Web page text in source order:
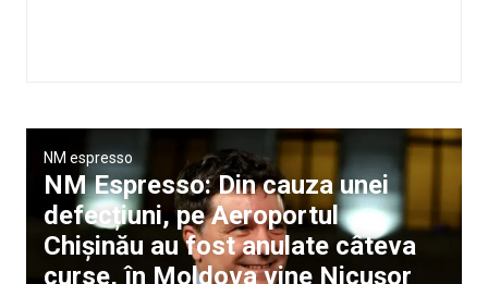
NM espresso
NM Espresso: Din cauza unei
defecțiuni, pe Aeroportul
Chișinău au fost anulate câteva
curse, în Moldova vine Nicușor